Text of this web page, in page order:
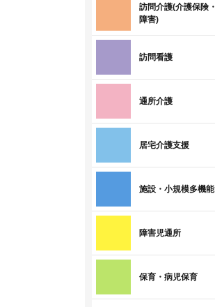
訪問介護(介護保険・
障害)
訪問看護
通所介護
居宅介護支援
施設・小規模多機能
障害児通所
保育・病児保育